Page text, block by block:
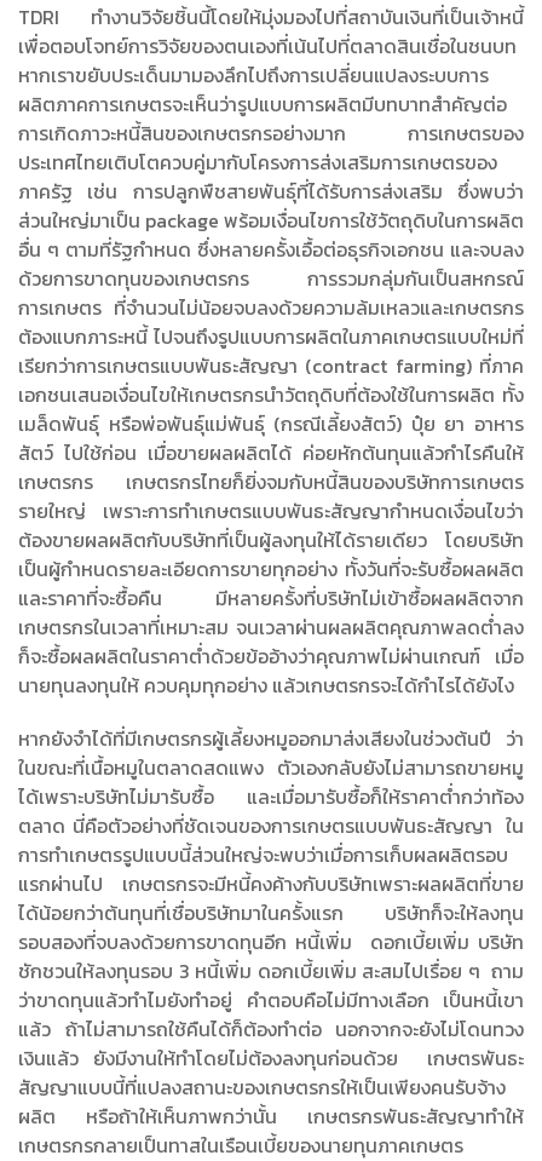
TDRI ทำงานวิจัยชิ้นนี้โดยให้มุ่งมองไปที่สถาบันเงินที่เป็นเจ้าหนี้
เพื่อตอบโจทย์การวิจัยของตนเองที่เน้นไปที่ตลาดสินเชื่อในชนบท
หากเราขยับประเด็นมามองลึกไปถึงการเปลี่ยนแปลงระบบการ
ผลิตภาคการเกษตรจะเห็นว่ารูปแบบการผลิตมีบทบาทสำคัญต่อ
การเกิดภาวะหนี้สินของเกษตรกรอย่างมาก การเกษตรของ
ประเทศไทยเติบโตควบคู่มากับโครงการส่งเสริมการเกษตรของ
ภาครัฐ เช่น การปลูกพืชสายพันธุ์ที่ได้รับการส่งเสริม ซึ่งพบว่า
ส่วนใหญ่มาเป็น package พร้อมเงื่อนไขการใช้วัตถุดิบในการผลิต
อื่น ๆ ตามที่รัฐกำหนด ซึ่งหลายครั้งเอื้อต่อธุรกิจเอกชน และจบลง
ด้วยการขาดทุนของเกษตรกร การรวมกลุ่มกันเป็นสหกรณ์
การเกษตร ที่จำนวนไม่น้อยจบลงด้วยความล้มเหลวและเกษตรกร
ต้องแบกภาระหนี้ ไปจนถึงรูปแบบการผลิตในภาคเกษตรแบบใหม่ที่
เรียกว่าการเกษตรแบบพันธะสัญญา (contract farming) ที่ภาค
เอกชนเสนอเงื่อนไขให้เกษตรกรนำวัตถุดิบที่ต้องใช้ในการผลิต ทั้ง
เมล็ดพันธุ์ หรือพ่อพันธุ์แม่พันธุ์ (กรณีเลี้ยงสัตว์) ปุ๋ย ยา อาหาร
สัตว์ ไปใช้ก่อน เมื่อขายผลผลิตได้ ค่อยหักต้นทุนแล้วกำไรคืนให้
เกษตรกร เกษตรกรไทยก็ยิ่งจมกับหนี้สินของบริษัทการเกษตร
รายใหญ่ เพราะการทำเกษตรแบบพันธะสัญญากำหนดเงื่อนไขว่า
ต้องขายผลผลิตกับบริษัทที่เป็นผู้ลงทุนให้ได้รายเดียว โดยบริษัท
เป็นผู้กำหนดรายละเอียดการขายทุกอย่าง ทั้งวันที่จะรับซื้อผลผลิต
และราคาที่จะซื้อคืน มีหลายครั้งที่บริษัทไม่เข้าซื้อผลผลิตจาก
เกษตรกรในเวลาที่เหมาะสม จนเวลาผ่านผลผลิตคุณภาพลดต่ำลง
ก็จะซื้อผลผลิตในราคาต่ำด้วยข้ออ้างว่าคุณภาพไม่ผ่านเกณฑ์ เมื่อ
นายทุนลงทุนให้ ควบคุมทุกอย่าง แล้วเกษตรกรจะได้กำไรได้ยังไง
หากยังจำได้ที่มีเกษตรกรผู้เลี้ยงหมูออกมาส่งเสียงในช่วงต้นปี ว่า
ในขณะที่เนื้อหมูในตลาดสดแพง ตัวเองกลับยังไม่สามารถขายหมู
ได้เพราะบริษัทไม่มารับซื้อ และเมื่อมารับซื้อก็ให้ราคาต่ำกว่าท้อง
ตลาด นี่คือตัวอย่างที่ชัดเจนของการเกษตรแบบพันธะสัญญา ใน
การทำเกษตรรูปแบบนี้ส่วนใหญ่จะพบว่าเมื่อการเก็บผลผลิตรอบ
แรกผ่านไป เกษตรกรจะมีหนี้คงค้างกับบริษัทเพราะผลผลิตที่ขาย
ได้น้อยกว่าต้นทุนที่เชื่อบริษัทมาในครั้งแรก บริษัทก็จะให้ลงทุน
รอบสองที่จบลงด้วยการขาดทุนอีก หนี้เพิ่ม ดอกเบี้ยเพิ่ม บริษัท
ชักชวนให้ลงทุนรอบ 3 หนี้เพิ่ม ดอกเบี้ยเพิ่ม สะสมไปเรื่อย ๆ ถาม
ว่าขาดทุนแล้วทำไมยังทำอยู่ คำตอบคือไม่มีทางเลือก เป็นหนี้เขา
แล้ว ถ้าไม่สามารถใช้คืนได้ก็ต้องทำต่อ นอกจากจะยังไม่โดนทวง
เงินแล้ว ยังมีงานให้ทำโดยไม่ต้องลงทุนก่อนด้วย เกษตรพันธะ
สัญญาแบบนี้ที่แปลงสถานะของเกษตรกรให้เป็นเพียงคนรับจ้าง
ผลิต หรือถ้าให้เห็นภาพกว่านั้น เกษตรกรพันธะสัญญาทำให้
เกษตรกรกลายเป็นทาสในเรือนเบี้ยของนายทุนภาคเกษตร